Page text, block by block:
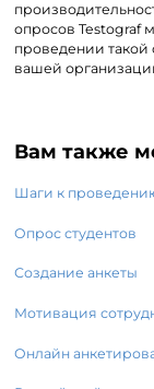
опросов Testograf
проведении такой
вашей
Вам также
Шаги к
Опрос студентов
Создание анкеты
Мотивация
Онлайн